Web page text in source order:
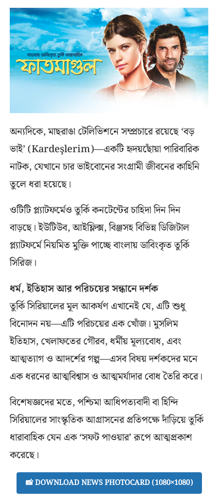
অন্যদিকে, মাছরাঙা টেলিভিশনে সম্প্রচারে রয়েছে ‘বড়
ভাই’ (Kardeşlerim)—একটি হৃদয়ছোঁয়া পারিবারিক
নাটক, যেখানে চার ভাইবোনের সংগ্রামী জীবনের কাহিনি
তুলে ধরা হয়েছে।
ওটিটি প্ল্যাটফর্মেও তুর্কি কনটেন্টের চাহিদা দিন দিন
বাড়ছে। ইউটিউব, আইফ্লিক্স, বিঞ্জসহ বিভিন্ন ডিজিটাল
প্ল্যাটফর্মে নিয়মিত মুক্তি পাচ্ছে বাংলায় ডাবিংকৃত তুর্কি
সিরিজ।
ধর্ম, ইতিহাস আর পরিচয়ের সন্ধানে দর্শক
তুর্কি সিরিয়ালের মূল আকর্ষণ এখানেই যে, এটি শুধু
বিনোদন নয়—এটি পরিচয়ের এক খোঁজ। মুসলিম
ইতিহাস, খেলাফতের গৌরব, ধর্মীয় মূল্যবোধ, এবং
আত্মত্যাগ ও আদর্শের গল্প—এসব বিষয় দর্শকদের মনে
এক ধরনের আত্মবিশ্বাস ও আত্মমর্যাদার বোধ তৈরি করে।
বিশেষজ্ঞদের মতে, পশ্চিমা আধিপত্যবাদী বা হিন্দি
সিরিয়ালের সাংস্কৃতিক আগ্রাসনের প্রতিপক্ষে দাঁড়িয়ে তুর্কি
ধারাবাহিক যেন এক ‘সফট পাওয়ার’ রূপে আত্মপ্রকাশ
করেছে।
📸 DOWNLOAD NEWS PHOTOCARD (1080×1080)